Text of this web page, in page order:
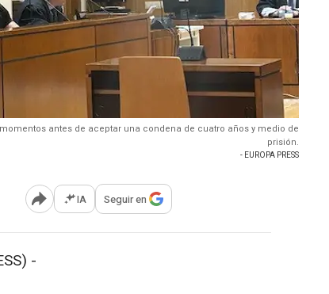
antes de aceptar una condena de cuatro años y medio de
prisión.
- EUROPA PRESS
Abrir opciones para compartir
IA Seguir en
-